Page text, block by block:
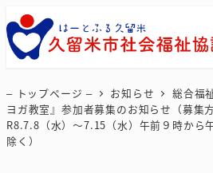
– トップページ – お知らせ
総合福
ヨガ教室』参加者募集のお知らせ（募集
R8.7.8（水）～7.15（水）午前９時か
除く）